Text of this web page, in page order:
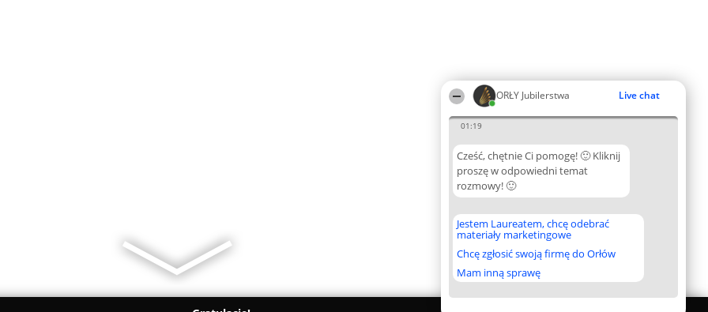
ORŁY Jubilerstwa Live chat
01:19
Cześć, chętnie Ci pomogę! 🙂 Kliknij
proszę w odpowiedni temat
rozmowy! 🙂
Jestem Laureatem, chcę odebrać
materiały marketingowe
Chcę zgłosić swoją firmę do Orłów
Mam inną sprawę